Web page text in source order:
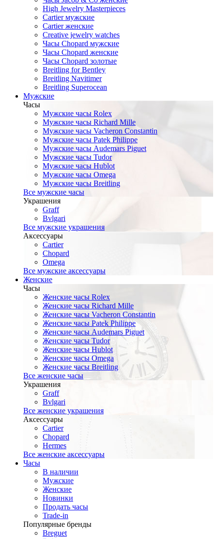
High Jewelry Masterpieces
Cartier мужские
Cartier женские
Creative jewelry watches
Часы Chopard мужские
Часы Сhopard женские
Часы Сhopard золотые
Breitling for Bentley
Breitling Navitimer
Breitling Superocean
Мужские
Часы
Мужские часы Rolex
Мужские часы Richard Mille
Мужские часы Vacheron Constantin
Мужские часы Patek Philippe
Мужские часы Audemars Piguet
Мужские часы Tudor
Мужские часы Hublot
Мужские часы Omega
Мужские часы Breitling
Все мужские часы
Украшения
Graff
Bvlgari
Все мужские украшения
Аксессуары
Cartier
Chopard
Omega
Все мужские аксессуары
Женские
Часы
Женские часы Rolex
Женские часы Richard Mille
Женские часы Vacheron Constantin
Женские часы Patek Philippe
Женские часы Audemars Piguet
Женские часы Tudor
Женские часы Hublot
Женские часы Omega
Женские часы Breitling
Все женские часы
Украшения
Graff
Bvlgari
Все женские украшения
Аксессуары
Cartier
Chopard
Hermes
Все женские аксессуары
Часы
В наличии
Мужские
Женские
Новинки
Продать часы
Trade-in
Популярные бренды
Breguet